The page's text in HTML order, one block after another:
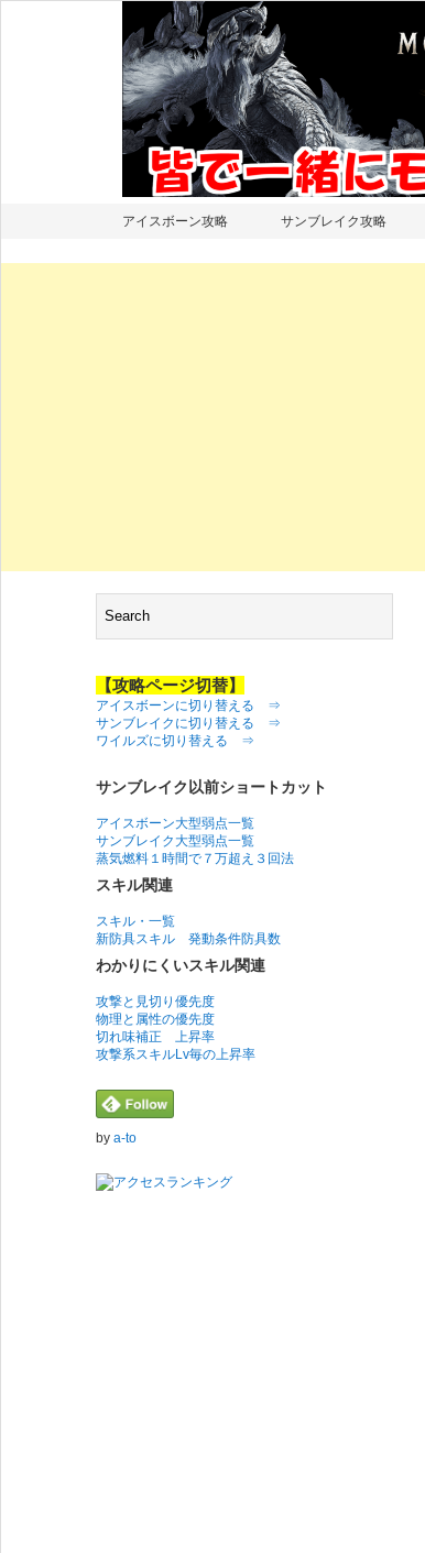
アイスボーン攻略 サンブレイク攻略
【攻略ページ切替】
アイスボーンに切り替える ⇒
サンブレイクに切り替える ⇒
ワイルズに切り替える ⇒
サンブレイク以前ショートカット
アイスボーン大型弱点一覧
サンブレイク大型弱点一覧
蒸気燃料１時間で７万超え３回法
スキル関連
スキル・一覧
新防具スキル 発動条件防具数
わかりにくいスキル関連
攻撃と見切り優先度
物理と属性の優先度
切れ味補正 上昇率
攻撃系スキルLv毎の上昇率
by a-to